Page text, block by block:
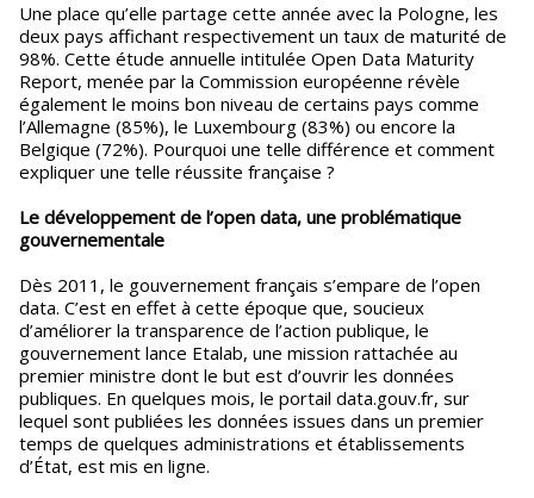
Une place qu’elle partage cette année avec la Pologne, les
deux pays affichant respectivement un taux de maturité de
98%. Cette étude annuelle intitulée Open Data Maturity
Report, menée par la Commission européenne révèle
également le moins bon niveau de certains pays comme
l’Allemagne (85%), le Luxembourg (83%) ou encore la
Belgique (72%). Pourquoi une telle différence et comment
expliquer une telle réussite française ?
Le développement de l’open data, une problématique
gouvernementale
Dès 2011, le gouvernement français s’empare de l’open
data. C’est en effet à cette époque que, soucieux
d’améliorer la transparence de l’action publique, le
gouvernement lance Etalab, une mission rattachée au
premier ministre dont le but est d’ouvrir les données
publiques. En quelques mois, le portail data.gouv.fr, sur
lequel sont publiées les données issues dans un premier
temps de quelques administrations et établissements
d’État, est mis en ligne.